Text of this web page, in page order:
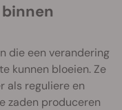
die een verandering
kunnen bloeien. Ze
als reguliere en
zaden produceren